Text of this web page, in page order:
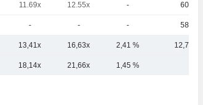
11.69x 12.55x - 604 M
- - - 584 M
13,41x 16,63x 2,41 % 12,7 Md
18,14x 21,66x 1,45 %